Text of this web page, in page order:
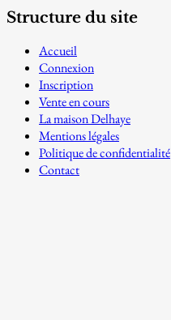
Structure du site
Accueil
Connexion
Inscription
Vente en cours
La maison Delhaye
Mentions légales
Politique de confidentialité
Contact